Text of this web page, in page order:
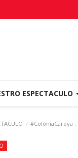
ESPECTACULO
#ColoniaCaroya :